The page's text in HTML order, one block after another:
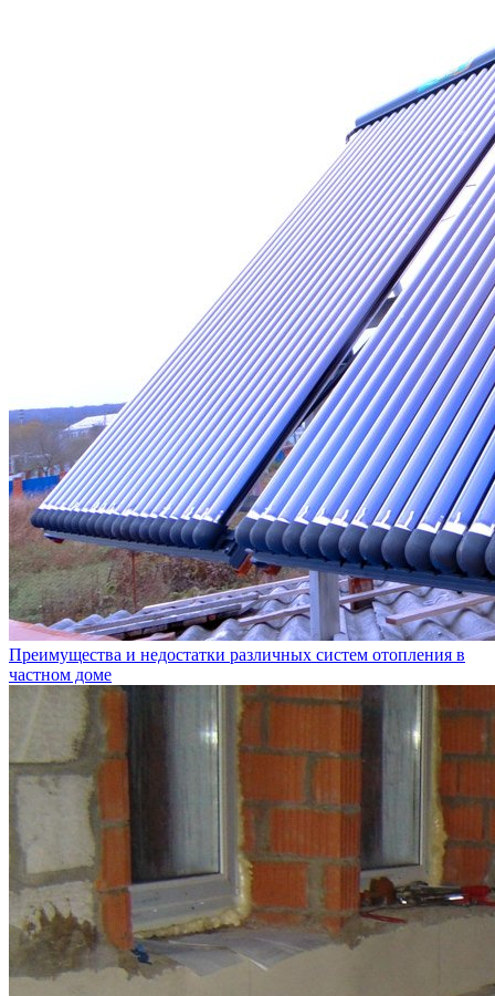
Преимущества и недостатки различных систем отопления в
частном доме